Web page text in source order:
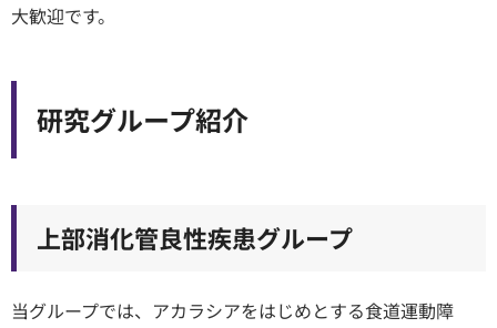
大歓迎です。
研究グループ紹介
上部消化管良性疾患グループ
当グループでは、アカラシアをはじめとする食道運動障